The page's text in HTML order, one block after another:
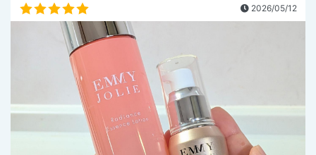
2026/05/12